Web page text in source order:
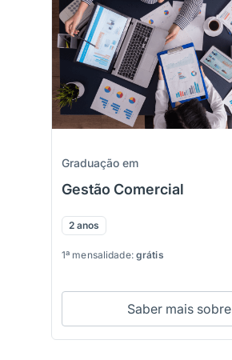
Graduação em
Gestão Comercial
2 anos
1ª mensalidade: grátis
Saber mais sobre